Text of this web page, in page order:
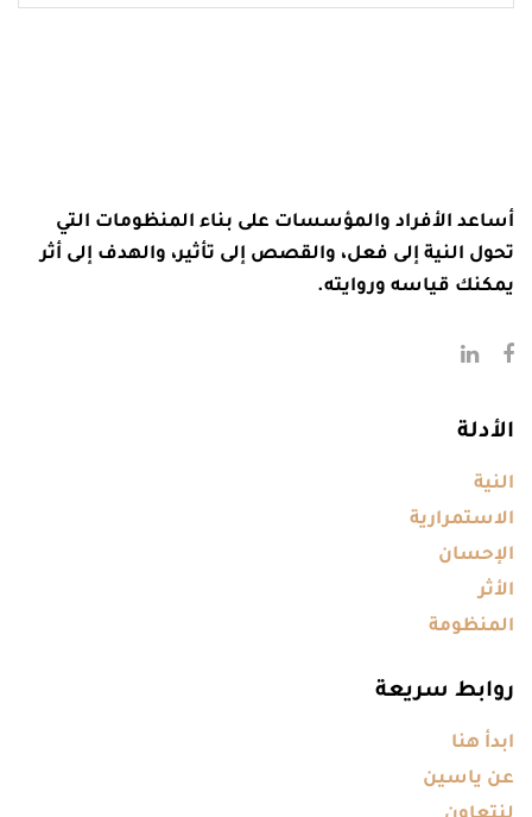
أساعد الأفراد والمؤسسات على بناء المنظومات التي
تحول النية إلى فعل، والقصص إلى تأثير، والهدف إلى أثر
يمكنك قياسه وروايته.
الأدلة
النية
الاستمرارية
الإحسان
الأثر
المنظومة
روابط سريعة
ابدأ هنا
عن ياسين